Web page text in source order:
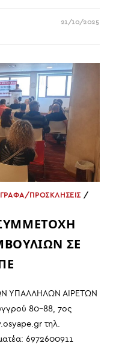
Σ
21/10/2025
ΠΡΟΣΚΛΗΣΕΙΣ /
ΣΕ
ΥΠΑΛΛΗΛΩΝ ΑΙΡΕΤΩΝ
80-88, 7ος
τηλ.
6972600911